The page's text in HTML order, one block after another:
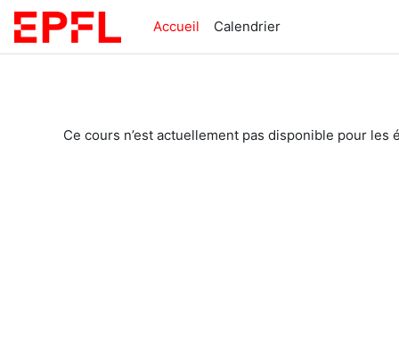
Passer au contenu principal
Accueil
Calendrier
Ce cours n’est actuellement pas disponible pour les